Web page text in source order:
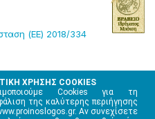
ΧΡΗΣΗΣ COOKIES
Cookies για τη
της καλύτερης περιήγησης
Αν συνεχίσετε
(ΕΕ) 2018/334
Μ.Η.Τ. 220242